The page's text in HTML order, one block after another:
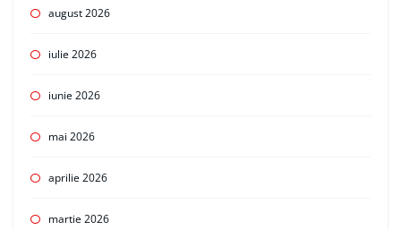
august 2026
iulie 2026
iunie 2026
mai 2026
aprilie 2026
martie 2026